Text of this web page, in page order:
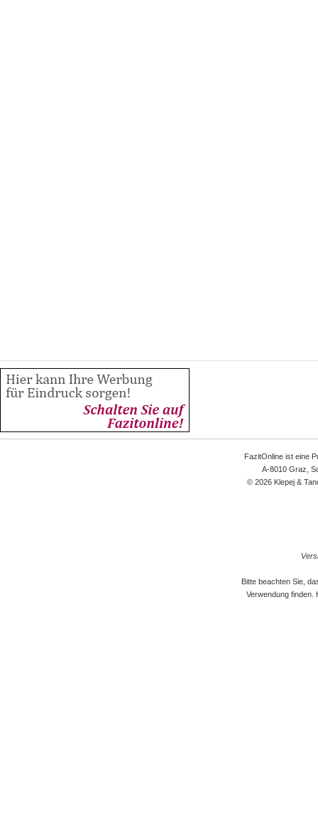
FazitOnline ist eine
A-8010 Graz,
© 2026 Klepej &
Bitte beachten Sie,
Verwendung finden.